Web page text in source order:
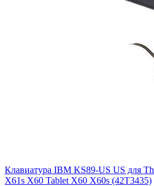
Клавиатура IBM KS89-US US для
X61s X60 Tablet X60 X60s (42T3435)